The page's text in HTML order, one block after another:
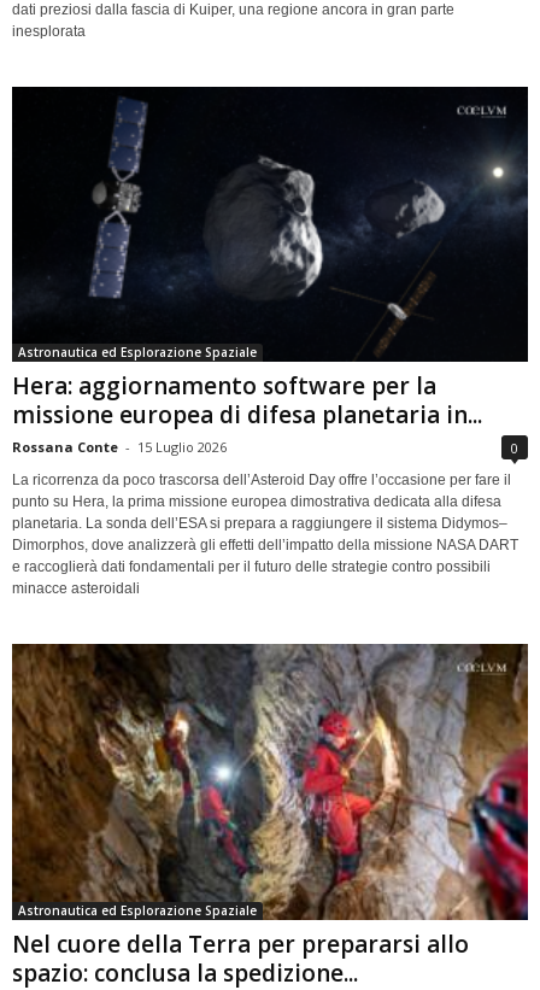
dati preziosi dalla fascia di Kuiper, una regione ancora in gran parte
inesplorata
Astronautica ed Esplorazione Spaziale
Hera: aggiornamento software per la
missione europea di difesa planetaria in...
Rossana Conte - 15 Luglio 2026 0
La ricorrenza da poco trascorsa dell’Asteroid Day offre l’occasione per fare il
punto su Hera, la prima missione europea dimostrativa dedicata alla difesa
planetaria. La sonda dell’ESA si prepara a raggiungere il sistema Didymos–
Dimorphos, dove analizzerà gli effetti dell’impatto della missione NASA DART
e raccoglierà dati fondamentali per il futuro delle strategie contro possibili
minacce asteroidali
Astronautica ed Esplorazione Spaziale
Nel cuore della Terra per prepararsi allo
spazio: conclusa la spedizione...